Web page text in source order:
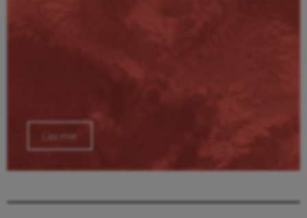
Läs mer